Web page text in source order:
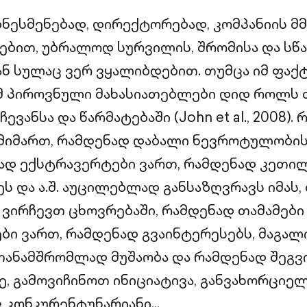
დირექტორებად, კომპანიის
უბრალოდ სურვილის, შრომისა და
სულაც ვერ ვყალიბდებით. თუმცა იმ
მახასიათებლები დიდ როლს
და წარმატებაში (John et al., 2008).
რამდენად დაბალი
ექსტრავერტები ვართ, რამდენად
და ა.შ. აუცილებლად განსაზღვრავს
ცხოვრებაში, რამდენად
ვართ, რამდენად გვაინტერესებს,
მუშაობა და რამდენად
გამოვიჩინოთ ინიციატივა,